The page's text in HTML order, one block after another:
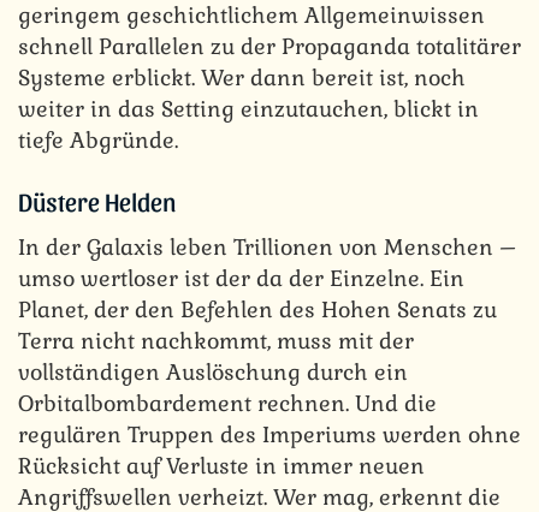
geringem geschichtlichem Allgemeinwissen
schnell Parallelen zu der Propaganda totalitärer
Systeme erblickt. Wer dann bereit ist, noch
weiter in das Setting einzutauchen, blickt in
tiefe Abgründe.
Düstere Helden
In der Galaxis leben Trillionen von Menschen –
umso wertloser ist der da der Einzelne. Ein
Planet, der den Befehlen des Hohen Senats zu
Terra nicht nachkommt, muss mit der
vollständigen Auslöschung durch ein
Orbitalbombardement rechnen. Und die
regulären Truppen des Imperiums werden ohne
Rücksicht auf Verluste in immer neuen
Angriffswellen verheizt. Wer mag, erkennt die